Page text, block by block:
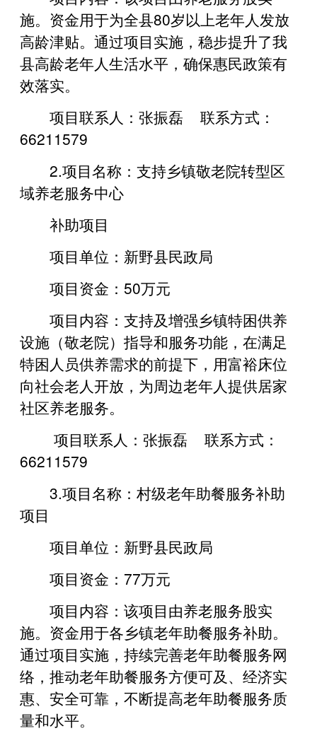
施。资金用于为全县80岁以上老年人发放
高龄津贴。通过项目实施，稳步提升了我
县高龄老年人生活水平，确保惠民政策有
效落实。
项目联系人：张振磊 联系方式：
66211579
2.项目名称：支持乡镇敬老院转型区
域养老服务中心
补助项目
项目单位：新野县民政局
项目资金：50万元
项目内容：支持及增强乡镇特困供养
设施（敬老院）指导和服务功能，在满足
特困人员供养需求的前提下，用富裕床位
向社会老人开放，为周边老年人提供居家
社区养老服务。
项目联系人：张振磊 联系方式：
66211579
3.项目名称：村级老年助餐服务补助
项目
项目单位：新野县民政局
项目资金：77万元
项目内容：该项目由养老服务股实
施。资金用于各乡镇老年助餐服务补助。
通过项目实施，持续完善老年助餐服务网
络，推动老年助餐服务方便可及、经济实
惠、安全可靠，不断提高老年助餐服务质
量和水平。